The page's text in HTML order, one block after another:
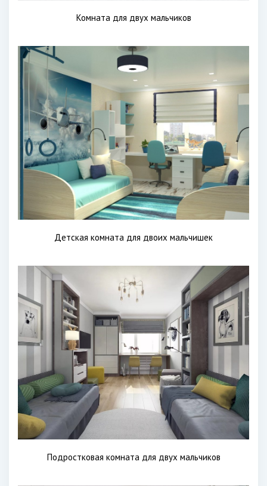
Комната для двух мальчиков
Детская комната для двоих мальчишек
Подростковая комната для двух мальчиков